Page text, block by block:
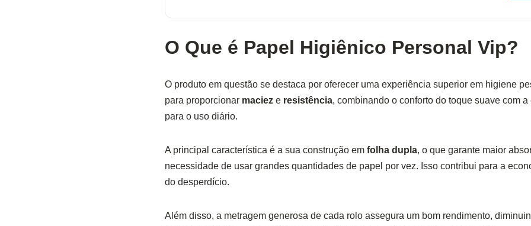
O Que é Papel Higiênico Personal Vip?
O produto em questão se destaca por oferecer uma experiência superior em higiene
para proporcionar macieze resistência, combinando o conforto do toque suave com
para o uso diário.
A principal característica é a sua construção em folha dupla, o que garante maior
necessidade de usar grandes quantidades de papel por vez. Isso contribui para a
do desperdício.
Além disso, a metragem generosa de cada rolo assegura um bom rendimento,